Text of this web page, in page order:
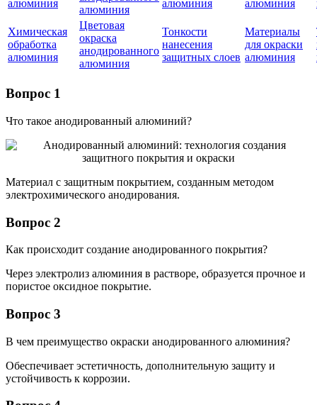
алюминия
алюминия
алюминия алюминия
Химическая
обработка
алюминия
Цветовая
окраска
анодированного
алюминия
Тонкости
нанесения
защитных слоев
Материалы
для окраски
алюминия
Вопрос 1
Что такое анодированный алюминий?
Материал с защитным покрытием, созданным методом
электрохимического анодирования.
Вопрос 2
Как происходит создание анодированного покрытия?
Через электролиз алюминия в растворе, образуется прочное и
пористое оксидное покрытие.
Вопрос 3
В чем преимущество окраски анодированного алюминия?
Обеспечивает эстетичность, дополнительную защиту и
устойчивость к коррозии.